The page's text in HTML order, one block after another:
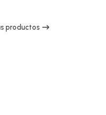
productos